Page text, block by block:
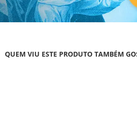
QUEM VIU ESTE PRODUTO TAMBÉM